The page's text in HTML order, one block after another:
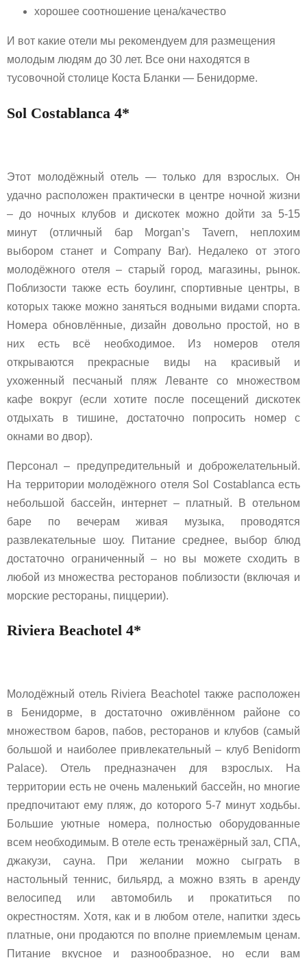
хорошее соотношение цена/качество
И вот какие отели мы рекомендуем для размещения
молодым людям до 30 лет. Все они находятся в
тусовочной столице Коста Бланки — Бенидорме.
Sol Costablanca 4*
Этот молодёжный отель — только для взрослых. Он
удачно расположен практически в центре ночной жизни
– до ночных клубов и дискотек можно дойти за 5-15
минут (отличный бар Morgan’s Tavern, неплохим
выбором станет и Company Bar). Недалеко от этого
молодёжного отеля – старый город, магазины, рынок.
Поблизости также есть боулинг, спортивные центры, в
которых также можно заняться водными видами спорта.
Номера обновлённые, дизайн довольно простой, но в
них есть всё необходимое. Из номеров отеля
открываются прекрасные виды на красивый и
ухоженный песчаный пляж Леванте со множеством
кафе вокруг (если хотите после посещений дискотек
отдыхать в тишине, достаточно попросить номер с
окнами во двор).
Персонал – предупредительный и доброжелательный.
На территории молодёжного отеля Sol Costablanca есть
небольшой бассейн, интернет – платный. В отельном
баре по вечерам живая музыка, проводятся
развлекательные шоу. Питание среднее, выбор блюд
достаточно ограниченный – но вы можете сходить в
любой из множества ресторанов поблизости (включая и
морские рестораны, пиццерии).
Riviera Beachotel 4*
Молодёжный отель Riviera Beachotel также расположен
в Бенидорме, в достаточно оживлённом районе со
множеством баров, пабов, ресторанов и клубов (самый
большой и наиболее привлекательный – клуб Benidorm
Palace). Отель предназначен для взрослых. На
территории есть не очень маленький бассейн, но многие
предпочитают ему пляж, до которого 5-7 минут ходьбы.
Большие уютные номера, полностью оборудованные
всем необходимым. В отеле есть тренажёрный зал, СПА,
джакузи, сауна. При желании можно сыграть в
настольный теннис, бильярд, а можно взять в аренду
велосипед или автомобиль и прокатиться по
окрестностям. Хотя, как и в любом отеле, напитки здесь
платные, они продаются по вполне приемлемым ценам.
Питание вкусное и разнообразное, но если вам